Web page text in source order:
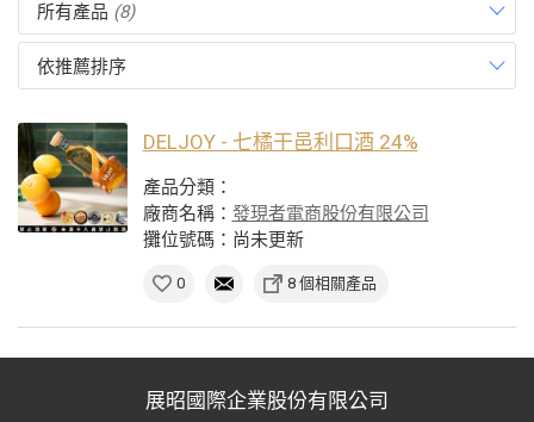
所有產品 (8)
依推薦排序
DELJOY - 七橘干邑利口酒 24%
產品分類：
廠商名稱： 發現者電商股份有限公司
攤位號碼：尚未更新
0 8 個相關產品
展昭國際企業股份有限公司